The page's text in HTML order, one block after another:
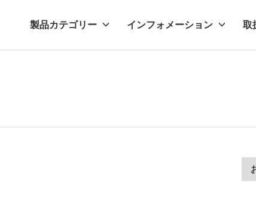
製品カテゴリー インフォメーション 取